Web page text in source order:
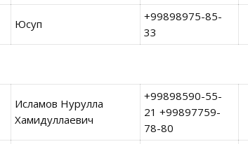
Юсуп
+99898975-85-
33
Исламов Нурулла
Хамидуллаевич
+99898590-55-
21 +99897759-
78-80